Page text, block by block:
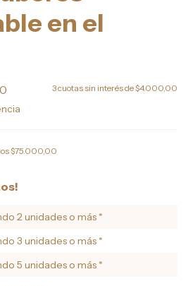
en el
3cuotas sin interés de$4.000,00
$75.000,00
2 unidades o más *
3 unidades o más *
5 unidades o más *